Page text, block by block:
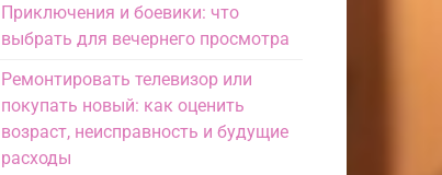
Приключения и боевики: что
выбрать для вечернего просмотра
Ремонтировать телевизор или
покупать новый: как оценить
возраст, неисправность и будущие
расходы